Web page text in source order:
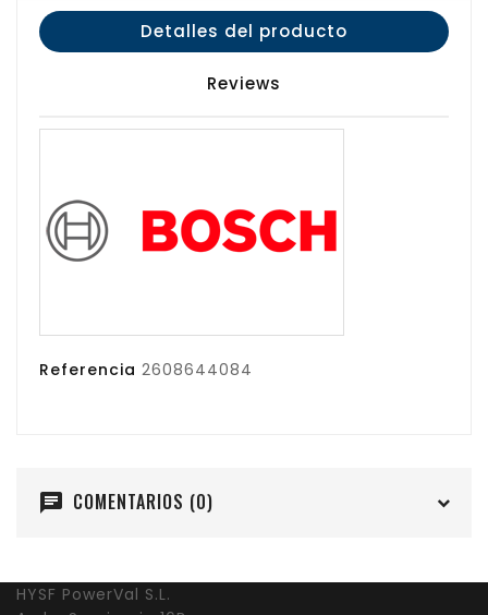
Detalles del producto
Reviews
Referencia 2608644084
chat COMENTARIOS (0)
HYSF PowerVal S.L.